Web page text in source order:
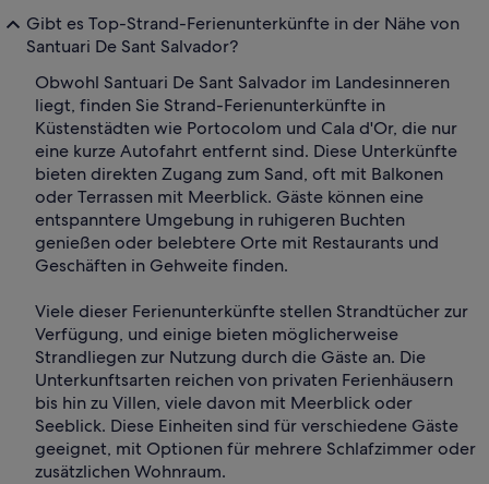
Gibt es Top-Strand-Ferienunterkünfte in der Nähe von
Santuari De Sant Salvador?
Obwohl Santuari De Sant Salvador im Landesinneren
liegt, finden Sie Strand-Ferienunterkünfte in
Küstenstädten wie Portocolom und Cala d'Or, die nur
eine kurze Autofahrt entfernt sind. Diese Unterkünfte
bieten direkten Zugang zum Sand, oft mit Balkonen
oder Terrassen mit Meerblick. Gäste können eine
entspanntere Umgebung in ruhigeren Buchten
genießen oder belebtere Orte mit Restaurants und
Geschäften in Gehweite finden.
Viele dieser Ferienunterkünfte stellen Strandtücher zur
Verfügung, und einige bieten möglicherweise
Strandliegen zur Nutzung durch die Gäste an. Die
Unterkunftsarten reichen von privaten Ferienhäusern
bis hin zu Villen, viele davon mit Meerblick oder
Seeblick. Diese Einheiten sind für verschiedene Gäste
geeignet, mit Optionen für mehrere Schlafzimmer oder
zusätzlichen Wohnraum.